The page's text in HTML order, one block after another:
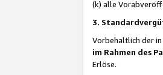
(k) alle
3.
Vorbehaltlich der
im Rahmen des
Erlöse.